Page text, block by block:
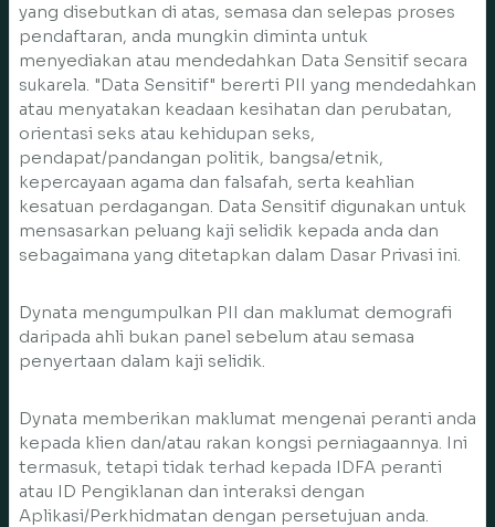
yang disebutkan di atas, semasa dan selepas proses
pendaftaran, anda mungkin diminta untuk
menyediakan atau mendedahkan Data Sensitif secara
sukarela. "Data Sensitif" bererti PII yang mendedahkan
atau menyatakan keadaan kesihatan dan perubatan,
orientasi seks atau kehidupan seks,
pendapat/pandangan politik, bangsa/etnik,
kepercayaan agama dan falsafah, serta keahlian
kesatuan perdagangan. Data Sensitif digunakan untuk
mensasarkan peluang kaji selidik kepada anda dan
sebagaimana yang ditetapkan dalam Dasar Privasi ini.
Dynata mengumpulkan PII dan maklumat demografi
daripada ahli bukan panel sebelum atau semasa
penyertaan dalam kaji selidik.
Dynata memberikan maklumat mengenai peranti anda
kepada klien dan/atau rakan kongsi perniagaannya. Ini
termasuk, tetapi tidak terhad kepada IDFA peranti
atau ID Pengiklanan dan interaksi dengan
Aplikasi/Perkhidmatan dengan persetujuan anda.